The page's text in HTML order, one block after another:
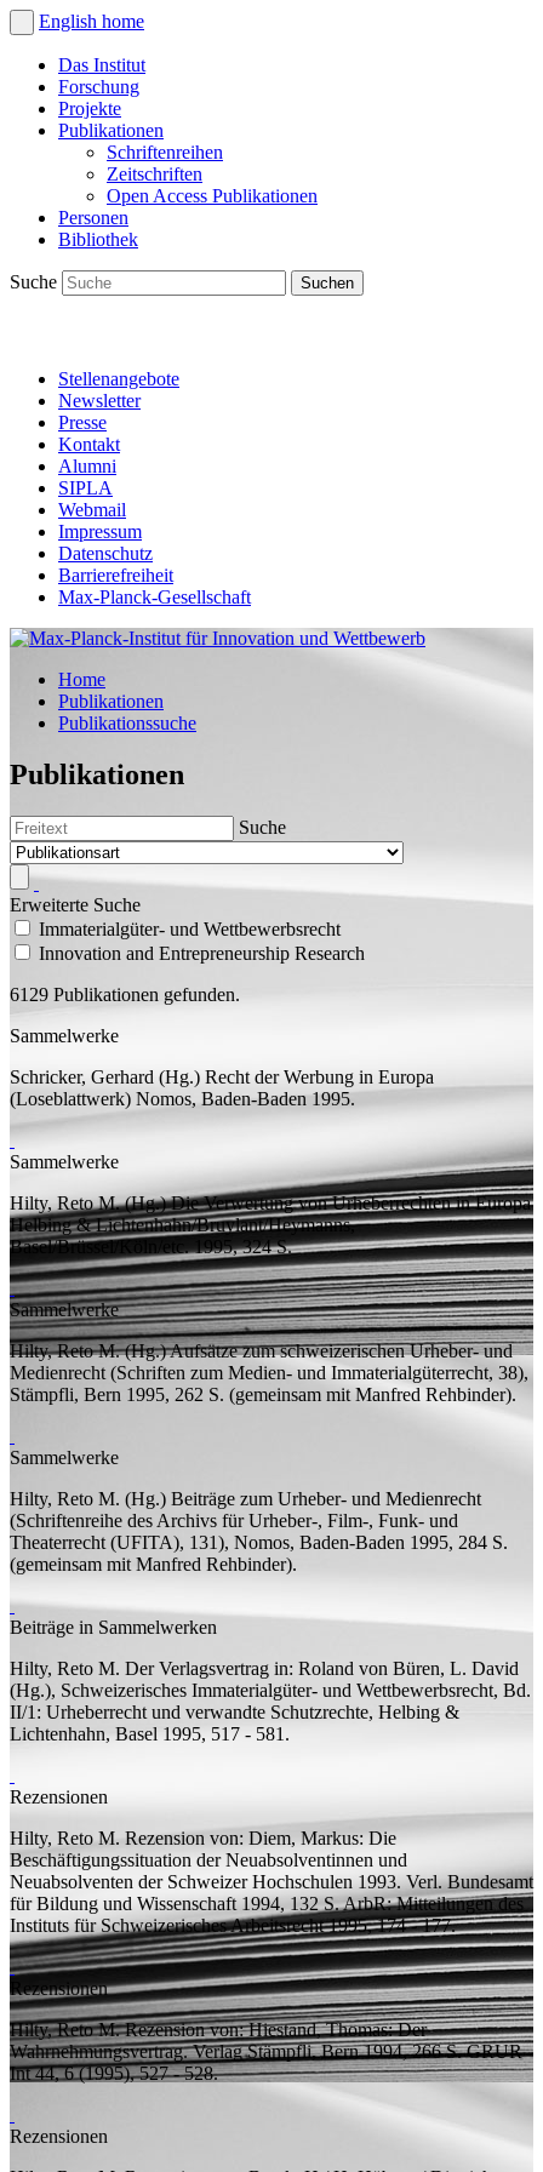
English home
Das Institut
Forschung
Projekte
Publikationen
Schriftenreihen
Zeitschriften
Open Access Publikationen
Personen
Bibliothek
Suche
Stellenangebote
Newsletter
Presse
Kontakt
Alumni
SIPLA
Webmail
Impressum
Datenschutz
Barrierefreiheit
Max-Planck-Gesellschaft
Home
Publikationen
Publikationssuche
Publikationen
Suche
Erweiterte Suche
Immaterialgüter- und Wettbewerbsrecht
Innovation and Entrepreneurship Research
6129 Publikationen gefunden.
Sammelwerke
Schricker, Gerhard (Hg.) Recht der Werbung in Europa
(Loseblattwerk) Nomos, Baden-Baden 1995.
Sammelwerke
Hilty, Reto M. (Hg.) Die Verwertung von Urheberrechten in Europa
Helbing & Lichtenhahn/Bruylant/Heymanns,
Basel/Brüssel/Köln/etc. 1995, 324S.
Sammelwerke
Hilty, Reto M. (Hg.)Aufsätze zum schweizerischen Urheber- und
Medienrecht (Schriften zum Medien- und Immaterialgüterrecht, 38),
Stämpfli, Bern 1995, 262 S. (gemeinsam mit Manfred Rehbinder).
Sammelwerke
Hilty, Reto M. (Hg.) Beiträge zum Urheber- und Medienrecht
(Schriftenreihe des Archivs für Urheber-, Film-, Funk- und
Theaterrecht (UFITA), 131), Nomos, Baden-Baden 1995, 284 S.
(gemeinsam mit Manfred Rehbinder).
Beiträge in Sammelwerken
Hilty, Reto M. Der Verlagsvertrag in: Roland von Büren, L. David
(Hg.), Schweizerisches Immaterialgüter- und Wettbewerbsrecht, Bd.
II/1: Urheberrecht und verwandte Schutzrechte, Helbing &
Lichtenhahn, Basel 1995, 517 - 581.
Rezensionen
Hilty, Reto M. Rezension von: Diem, Markus: Die
Beschäftigungssituation der Neuabsolventinnen und
Neuabsolventen der Schweizer Hochschulen 1993. Verl. Bundesamt
für Bildung und Wissenschaft 1994, 132 S.ArbR: Mitteilungen des
Instituts für Schweizerisches Arbeitsrecht 1995, 174 - 177.
Rezensionen
Hilty, Reto M. Rezension von:Hiestand, Thomas: Der
Wahrnehmungsvertrag. Verlag Stämpfli, Bern 1994, 266 S.GRUR
Int 44, 6 (1995), 527 - 528.
Rezensionen